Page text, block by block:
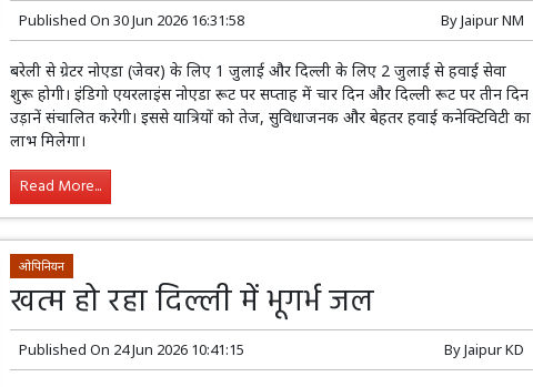
Published On 30 Jun 2026 16:31:58 ByJaipur NM
बरेली से ग्रेटर नोएडा (जेवर) के लिए 1 जुलाई और दिल्ली के लिए 2 जुलाई से हवाई सेवा
शुरू होगी। इंडिगो एयरलाइंस नोएडा रूट पर सप्ताह में चार दिन और दिल्ली रूट पर तीन दिन
उड़ानें संचालित करेगी। इससे यात्रियों को तेज, सुविधाजनक और बेहतर हवाई कनेक्टिविटी का
लाभ मिलेगा।
Read More...
ओपिनियन
खत्म हो रहा दिल्ली में भूगर्भ जल
Published On 24 Jun 2026 10:41:15 ByJaipur KD